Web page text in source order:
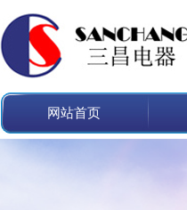
网站首页